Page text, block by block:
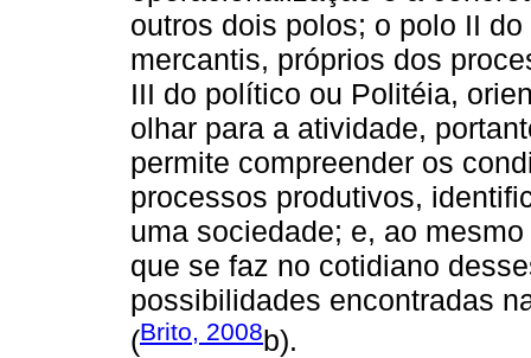
outros dois polos; o polo II
mercantis, próprios dos
III do político ou Politéia,
olhar para a atividade,
permite compreender os
processos produtivos,
uma sociedade; e, ao
que se faz no cotidiano
possibilidades encontradas
(Brito, 2008b).